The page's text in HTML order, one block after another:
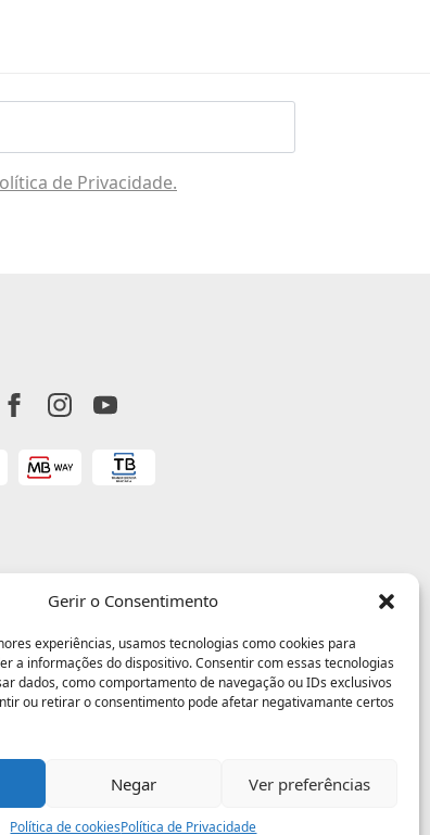
Gerir o Consentimento
experiências, usamos tecnologias como cookies para
a informações do dispositivo. Consentir com essas tecnologias
dados, como comportamento de navegação ou IDs exclusivos
ou retirar o consentimento pode afetar negativamante certos
Negar Ver preferências
Política de cookiesPolítica de Privacidade
de Privacidade.